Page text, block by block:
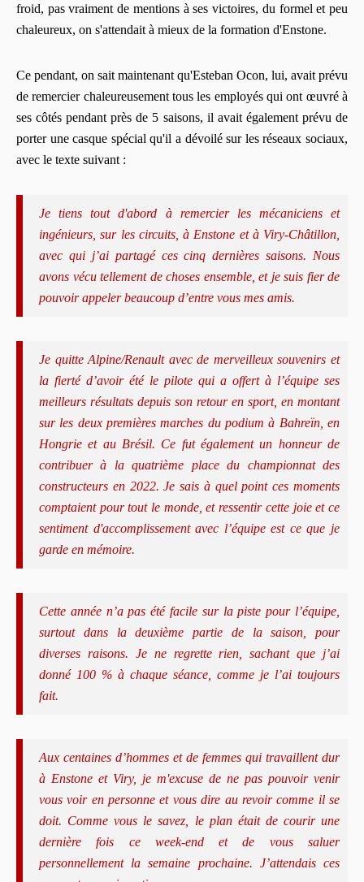
froid, pas vraiment de mentions à ses victoires, du formel et peu
chaleureux, on s'attendait à mieux de la formation d'Enstone.
Ce pendant, on sait maintenant qu'Esteban Ocon, lui, avait prévu
de remercier chaleureusement tous les employés qui ont œuvré à
ses côtés pendant près de 5 saisons, il avait également prévu de
porter une casque spécial qu'il a dévoilé sur les réseaux sociaux,
avec le texte suivant :
Je tiens tout d'abord à remercier les mécaniciens et
ingénieurs, sur les circuits, à Enstone et à Viry-Châtillon,
avec qui j’ai partagé ces cinq dernières saisons. Nous
avons vécu tellement de choses ensemble, et je suis fier de
pouvoir appeler beaucoup d’entre vous mes amis.
Je quitte Alpine/Renault avec de merveilleux souvenirs et
la fierté d’avoir été le pilote qui a offert à l’équipe ses
meilleurs résultats depuis son retour en sport, en montant
sur les deux premières marches du podium à Bahreïn, en
Hongrie et au Brésil. Ce fut également un honneur de
contribuer à la quatrième place du championnat des
constructeurs en 2022. Je sais à quel point ces moments
comptaient pour tout le monde, et ressentir cette joie et ce
sentiment d'accomplissement avec l’équipe est ce que je
garde en mémoire.
Cette année n’a pas été facile sur la piste pour l’équipe,
surtout dans la deuxième partie de la saison, pour
diverses raisons. Je ne regrette rien, sachant que j’ai
donné 100 % à chaque séance, comme je l’ai toujours
fait.
Aux centaines d’hommes et de femmes qui travaillent dur
à Enstone et Viry, je m'excuse de ne pas pouvoir venir
vous voir en personne et vous dire au revoir comme il se
doit. Comme vous le savez, le plan était de courir une
dernière fois ce week-end et de vous saluer
personnellement la semaine prochaine. J’attendais ces